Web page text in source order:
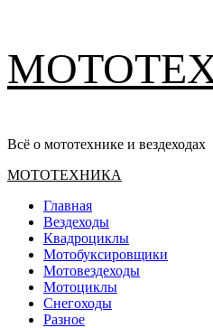
содержимому
Всё о мототехнике и вездеходах
Основное
МОТОТЕХНИКА
Главная
Вездеходы
Квадроциклы
Мотобуксировщики
Мотовездеходы
Мотоциклы
Снегоходы
Разное